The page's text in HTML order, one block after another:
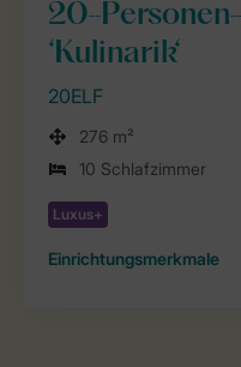
20-
‘Kulinarik‘
20ELF
276 m²
10 Schlafzimmer
Einrichtungsmerkmale